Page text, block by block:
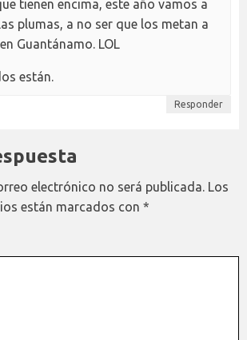
tienen encima, este año vamos a
plumas, a no ser que los metan a
Guantánamo. LOL
están.
Responder
electrónico no será publicada. Los
están marcados con *